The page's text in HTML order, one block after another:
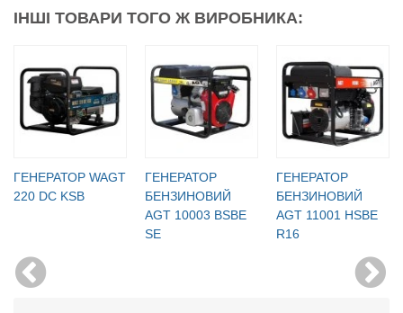
ІНШІ ТОВАРИ ТОГО Ж ВИРОБНИКА:
ГЕНЕРАТОР WAGT
220 DC KSB
ГЕНЕРАТОР
БЕНЗИНОВИЙ
AGT 10003 BSBE
SE
ГЕНЕРАТОР
БЕНЗИНОВИЙ
AGT 11001 HSBE
R16